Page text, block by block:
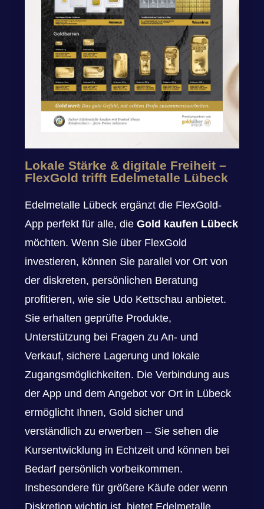
Lokale Stärke & digitale Freiheit –
FlexGold trifft Edelmetalle Lübeck
Edelmetalle Lübeck ergänzt die FlexGold-
App perfekt für alle, die Gold kaufen Lübeck
möchten. Wenn Sie über FlexGold
investieren, können Sie parallel vor Ort von
der diskreten, persönlichen Beratung
profitieren, wie sie Udo Kettschau anbietet.
Sie erhalten geprüfte Produkte,
Unterstützung bei Fragen zu An- und
Verkauf, sichere Lagerung und lokale
Zugangsmöglichkeiten. Die Verbindung aus
der App und dem Angebot vor Ort in Lübeck
ermöglicht Ihnen, Gold sicher und
verständlich zu erwerben – Sie sehen die
Kursentwicklung in Echtzeit und können bei
Bedarf persönlich vorbeikommen.
Insbesondere für größere Käufe oder wenn